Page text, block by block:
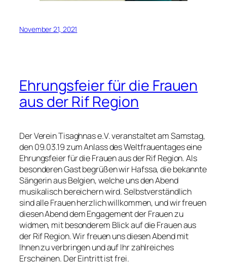
November 21, 2021
Ehrungsfeier für die Frauen
aus der Rif Region
Der Verein Tisaghnas e.V. veranstaltet am Samstag,
den 09.03.19 zum Anlass des Weltfrauentages eine
Ehrungsfeier für die Frauen aus der Rif Region. Als
besonderen Gast begrüßen wir Hafssa, die bekannte
Sängerin aus Belgien, welche uns den Abend
musikalisch bereichern wird. Selbstverständlich
sind alle Frauen herzlich willkommen, und wir freuen
diesen Abend dem Engagement der Frauen zu
widmen, mit besonderem Blick auf die Frauen aus
der Rif Region. Wir freuen uns diesen Abend mit
Ihnen zu verbringen und auf Ihr zahlreiches
Erscheinen. Der Eintritt ist frei.